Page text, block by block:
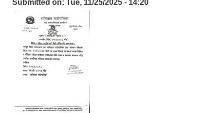
Submitted on: Tue, 11/25/2025 - 14:20